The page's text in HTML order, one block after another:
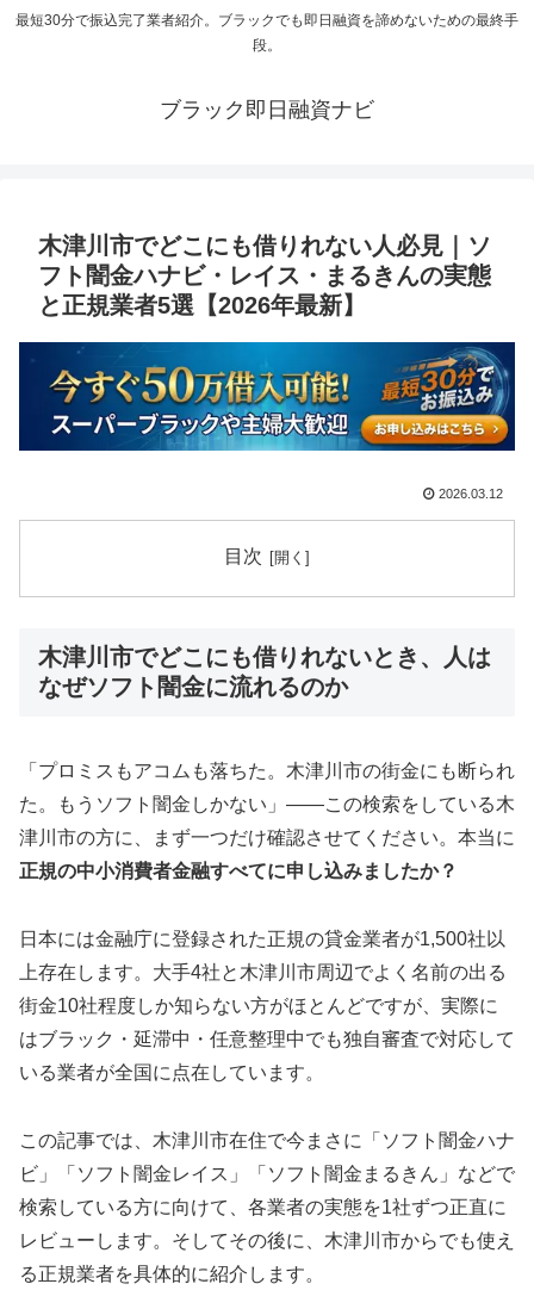
最短30分で振込完了業者紹介。ブラックでも即日融資を諦めないための最終手
段。
ブラック即日融資ナビ
木津川市でどこにも借りれない人必見｜ソ
フト闇金ハナビ・レイス・まるきんの実態
と正規業者5選【2026年最新】
2026.03.12
目次
木津川市でどこにも借りれないとき、人は
なぜソフト闇金に流れるのか
「プロミスもアコムも落ちた。木津川市の街金にも断られ
た。もうソフト闇金しかない」——この検索をしている木
津川市の方に、まず一つだけ確認させてください。本当に
正規の中小消費者金融すべてに申し込みましたか？
日本には金融庁に登録された正規の貸金業者が1,500社以
上存在します。大手4社と木津川市周辺でよく名前の出る
街金10社程度しか知らない方がほとんどですが、実際に
はブラック・延滞中・任意整理中でも独自審査で対応して
いる業者が全国に点在しています。
この記事では、木津川市在住で今まさに「ソフト闇金ハナ
ビ」「ソフト闇金レイス」「ソフト闇金まるきん」などで
検索している方に向けて、各業者の実態を1社ずつ正直に
レビューします。そしてその後に、木津川市からでも使え
る正規業者を具体的に紹介します。